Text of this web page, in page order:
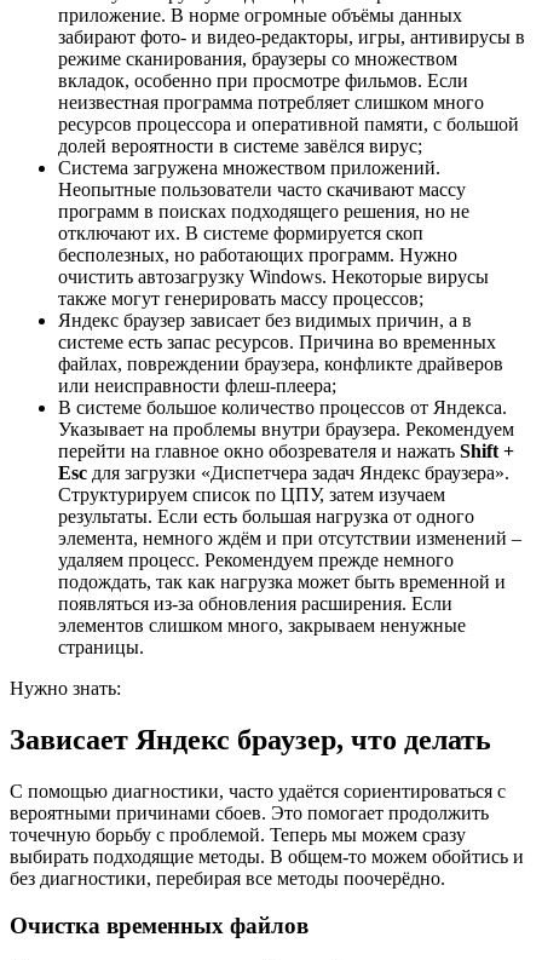
приложение. В норме огромные объёмы данных
забирают фото- и видео-редакторы, игры, антивирусы в
режиме сканирования, браузеры со множеством
вкладок, особенно при просмотре фильмов. Если
неизвестная программа потребляет слишком много
ресурсов процессора и оперативной памяти, с большой
долей вероятности в системе завёлся вирус;
Система загружена множеством приложений.
Неопытные пользователи часто скачивают массу
программ в поисках подходящего решения, но не
отключают их. В системе формируется скоп
бесполезных, но работающих программ. Нужно
очистить автозагрузку Windows. Некоторые вирусы
также могут генерировать массу процессов;
Яндекс браузер зависает без видимых причин, а в
системе есть запас ресурсов. Причина во временных
файлах, повреждении браузера, конфликте драйверов
или неисправности флеш-плеера;
В системе большое количество процессов от Яндекса.
Указывает на проблемы внутри браузера. Рекомендуем
перейти на главное окно обозревателя и нажать Shift +
Esc для загрузки «Диспетчера задач Яндекс браузера».
Структурируем список по ЦПУ, затем изучаем
результаты. Если есть большая нагрузка от одного
элемента, немного ждём и при отсутствии изменений –
удаляем процесс. Рекомендуем прежде немного
подождать, так как нагрузка может быть временной и
появляться из-за обновления расширения. Если
элементов слишком много, закрываем ненужные
страницы.
Нужно знать:
Зависает Яндекс браузер, что делать
С помощью диагностики, часто удаётся сориентироваться с
вероятными причинами сбоев. Это помогает продолжить
точечную борьбу с проблемой. Теперь мы можем сразу
выбирать подходящие методы. В общем-то можем обойтись и
без диагностики, перебирая все методы поочерёдно.
Очистка временных файлов